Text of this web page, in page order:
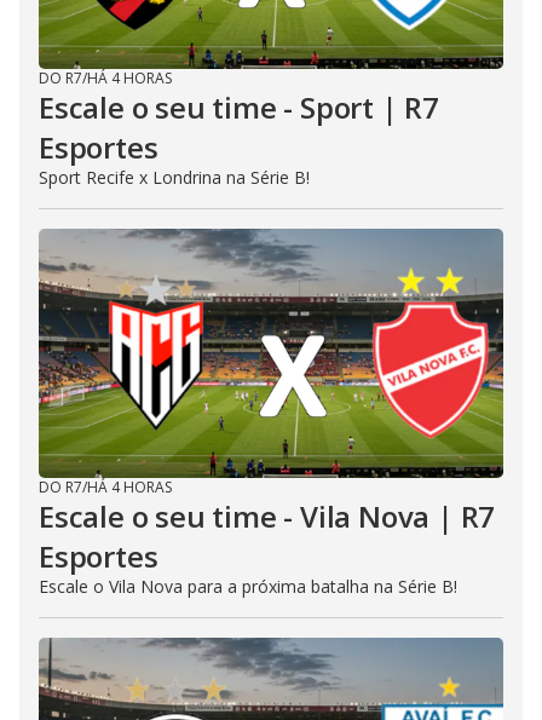
DO R7/HÁ 4 HORAS
Escale o seu time - Sport | R7
Esportes
Sport Recife x Londrina na Série B!
DO R7/HÁ 4 HORAS
Escale o seu time - Vila Nova | R7
Esportes
Escale o Vila Nova para a próxima batalha na Série B!